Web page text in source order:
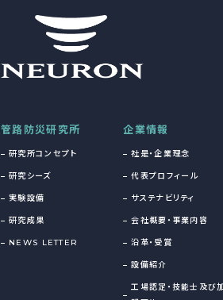
管路防災研究所
研究所コンセプト
研究シーズ
実験設備
研究成果
NEWS LETTER
企業情報
社是・企業理念
代表プロフィール
サステナビリティ
会社概要・事業内容
沿革・受賞
設備紹介
工場認定・技能士及び